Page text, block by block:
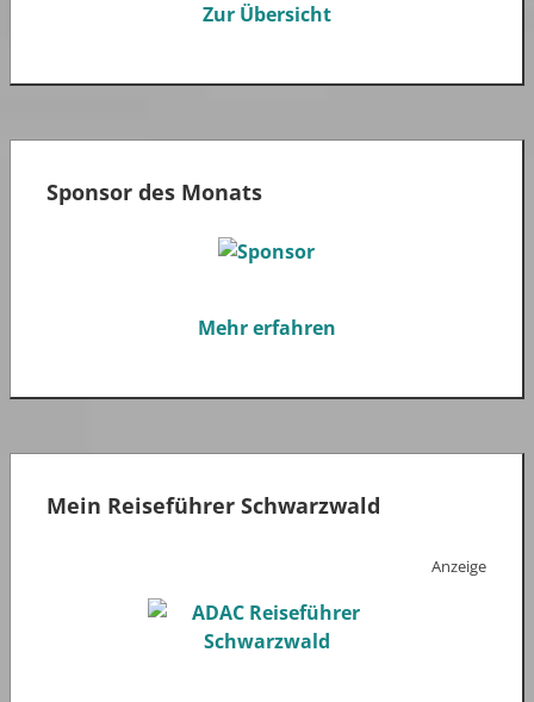
Zur Übersicht
Sponsor des Monats
Mehr erfahren
Mein Reiseführer Schwarzwald
Anzeige